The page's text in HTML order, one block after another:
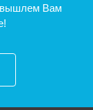
вышлем Вам